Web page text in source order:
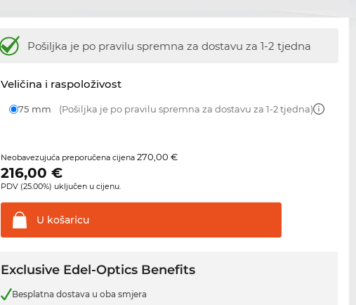
Pošiljka je po pravilu spremna za dostavuza 1-2 tjedna
Veličina i raspoloživost
75 mm (Pošiljka je po pravilu spremna za dostavu za 1-2 tjedna)
Neobavezujuća preporučena cijena270,00 €
216,00 €
PDV (25.00%) uključen u cijenu.
U košaricu
Exclusive Edel-Optics Benefits
Besplatna dostava u oba smjera